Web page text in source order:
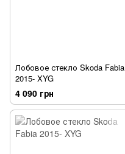
Лобовое стекло Skoda Fabia
2015- XYG
4 090 грн